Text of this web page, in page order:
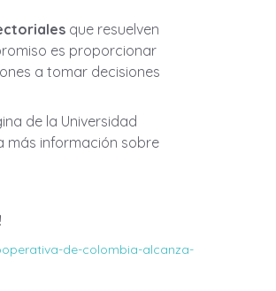
que resuelven
es proporcionar
a tomar decisiones
de la Universidad
más información sobre
de-colombia-alcanza-